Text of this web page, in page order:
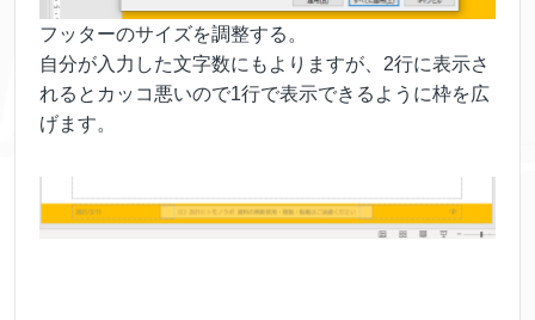
フッターのサイズを調整する。
自分が入力した文字数にもよりますが、2行に表示さ
れるとカッコ悪いので1行で表示できるように枠を広
げます。